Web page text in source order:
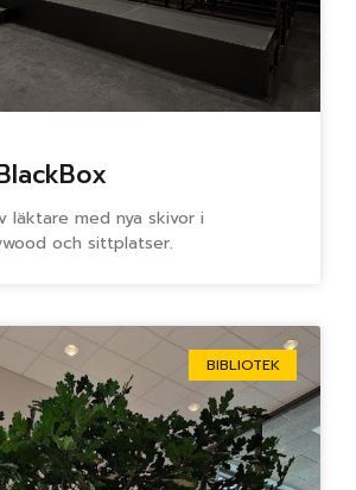
läktare med nya skivor i
och sittplatser.
BIBLIOTEK